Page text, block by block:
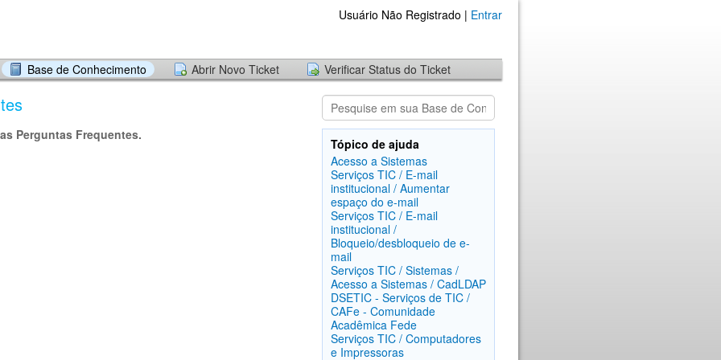
Usuário Não Registrado | Entrar
Base de Conhecimento Abrir Novo Ticket Verificar Status do Ticket
Perguntas Frequentes.
Tópico de ajuda
Acesso a Sistemas
Serviços TIC / E-mail
institucional / Aumentar
espaço do e-mail
Serviços TIC / E-mail
institucional /
Bloqueio/desbloqueio de e-
mail
Serviços TIC / Sistemas /
Acesso a Sistemas / CadLDAP
DSETIC - Serviços de TIC /
CAFe - Comunidade
Acadêmica Fede
Serviços TIC / Computadores
e Impressoras